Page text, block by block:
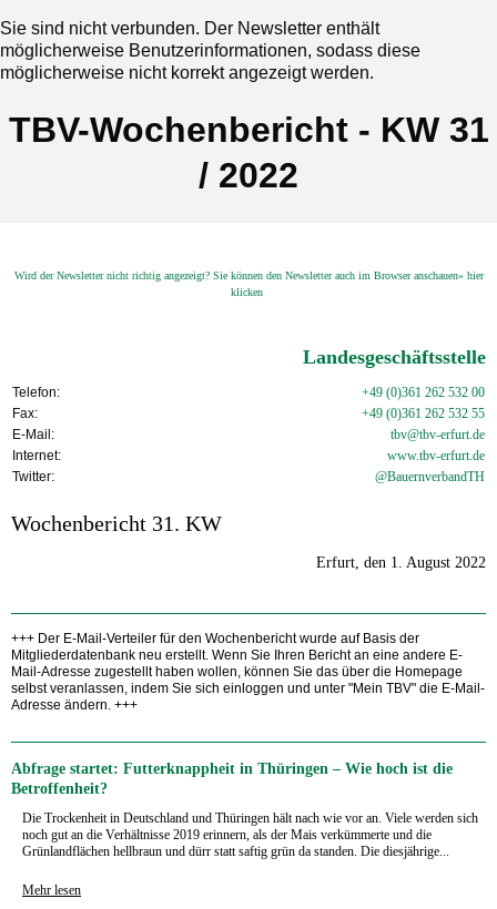
Sie sind nicht verbunden. Der Newsletter enthält
möglicherweise Benutzerinformationen, sodass diese
möglicherweise nicht korrekt angezeigt werden.
TBV-Wochenbericht - KW 31
/ 2022
Wird der Newsletter nicht richtig angezeigt? Sie können den Newsletter auch im Browser anschauen» hier
klicken
Landesgeschäftsstelle
Telefon:
+49 (0)361 262 532 00
Fax:
+49 (0)361 262 532 55
E-Mail:
tbv@tbv-erfurt.de
Internet:
www.tbv-erfurt.de
Twitter:
@BauernverbandTH
Wochenbericht 31. KW
Erfurt, den 1. August 2022
+++ Der E-Mail-Verteiler für den Wochenbericht wurde auf Basis der
Mitgliederdatenbank neu erstellt. Wenn Sie Ihren Bericht an eine andere E-
Mail-Adresse zugestellt haben wollen, können Sie das über die Homepage
selbst veranlassen, indem Sie sich einloggen und unter "Mein TBV" die E-Mail-
Adresse ändern. +++
Abfrage startet: Futterknappheit in Thüringen – Wie hoch ist die
Betroffenheit?
Die Trockenheit in Deutschland und Thüringen hält nach wie vor an. Viele werden sich
noch gut an die Verhältnisse 2019 erinnern, als der Mais verkümmerte und die
Grünlandflächen hellbraun und dürr statt saftig grün da standen. Die diesjährige...
Mehr lesen